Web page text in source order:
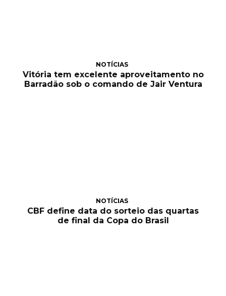
NOTÍCIAS
Vitória tem excelente aproveitamento no
Barradão sob o comando de Jair Ventura
NOTÍCIAS
CBF define data do sorteio das quartas
de final da Copa do Brasil